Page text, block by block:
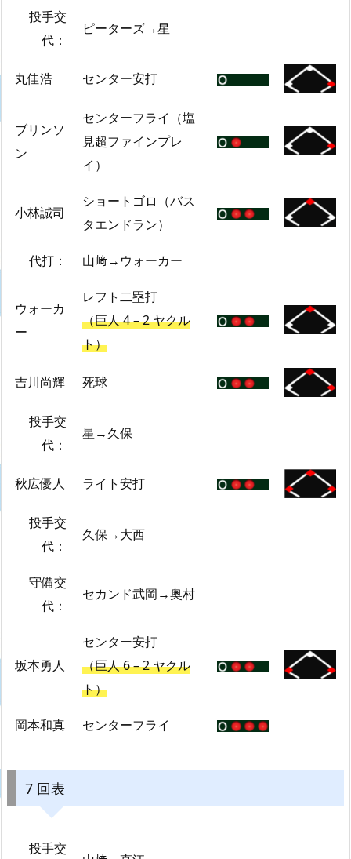
投手交
代：
ピーターズ→星
丸佳浩 センター安打
ブリンソ
ン
センターフライ（塩
見超ファインプレ
イ）
小林誠司
ショートゴロ（バス
タエンドラン）
代打： 山﨑→ウォーカー
ウォーカ
ー
レフト二塁打
（巨人 4 – 2 ヤクル
ト）
吉川尚輝 死球
投手交
代：
星→久保
秋広優人 ライト安打
投手交
代：
久保→大西
守備交
代：
セカンド武岡→奥村
坂本勇人
センター安打
（巨人 6 – 2 ヤクル
ト）
岡本和真 センターフライ
7 回表
投手交